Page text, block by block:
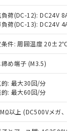
荷(DC-12): DC24V 8A/
負荷(DC-13): DC24V 4A/
条件: 周囲温度 20±2℃、
め端子 (M3.5)
的: 最大30回/分
的: 最大60回/分
以上 (DC500Vメガ、点
事業取扱
準価格
もので
品もある
結果は、
社内デー
あり、閲
および標
物質）の
確認中の
物で、有
。
として
合などや
以下、 カド
ビフェニル
RoHSの
。
RoHSの
。
へお問
Cd(カドミウ
ち、外国
る商品
）を輸出
は、日本
取引許
続きを